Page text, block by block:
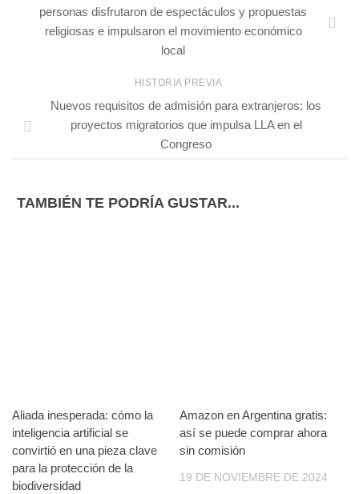
personas disfrutaron de espectáculos y propuestas
religiosas e impulsaron el movimiento económico
local
HISTORIA PREVIA
Nuevos requisitos de admisión para extranjeros: los
proyectos migratorios que impulsa LLA en el
Congreso
TAMBIÉN TE PODRÍA GUSTAR...
Aliada inesperada: cómo la
inteligencia artificial se
convirtió en una pieza clave
para la protección de la
biodiversidad
Amazon en Argentina gratis:
así se puede comprar ahora
sin comisión
19 DE NOVIEMBRE DE 2024